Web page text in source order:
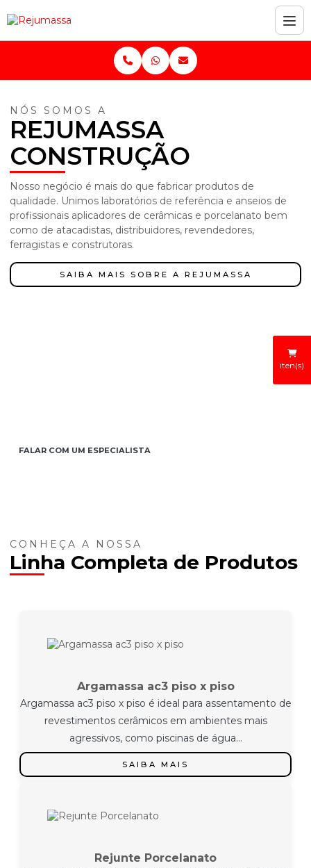
iten(s)
NÓS SOMOS A
REJUMASSA
CONSTRUÇÃO
Nosso negócio é mais do que fabricar produtos de
qualidade. Unimos laboratórios de referência e anseios de
profissionais aplicadores de cerâmicas e porcelanato bem
como de atacadistas, distribuidores, revendedores,
ferragistas e construtoras.
SAIBA MAIS SOBRE A REJUMASSA
FALAR COM UM ESPECIALISTA
CONHEÇA A NOSSA
Linha Completa de Produtos
Argamassa ac3 piso x piso
Argamassa ac3 piso x piso é ideal para assentamento de
revestimentos cerâmicos em ambientes mais
agressivos, como piscinas de água...
SAIBA MAIS
Rejunte Porcelanato